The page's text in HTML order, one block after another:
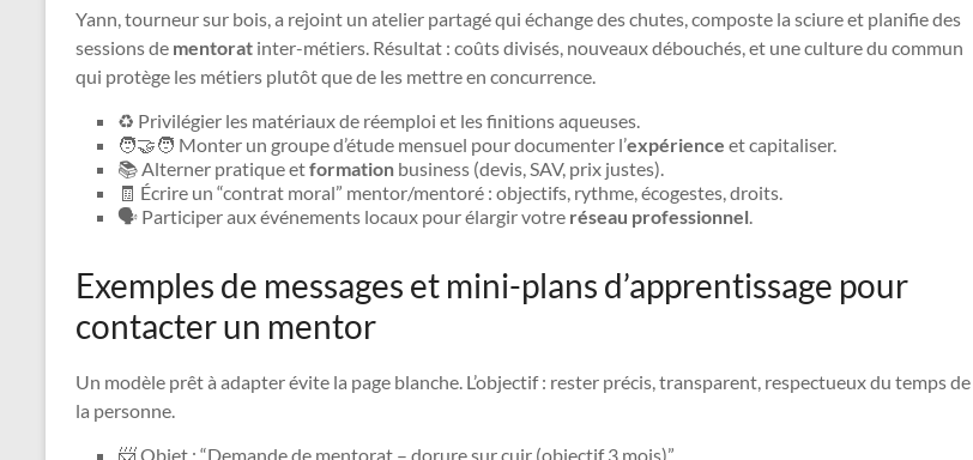
Yann, tourneur sur bois, a rejoint un atelier partagé qui échange des chutes, composte la sciure et planifie des
sessions de mentorat inter-métiers. Résultat : coûts divisés, nouveaux débouchés, et une culture du commun
qui protège les métiers plutôt que de les mettre en concurrence.
♻️ Privilégier les matériaux de réemploi et les finitions aqueuses.
🧑‍🤝‍🧑 Monter un groupe d’étude mensuel pour documenter l’expérience et capitaliser.
📚 Alterner pratique etformation business (devis, SAV, prix justes).
🧾 Écrire un “contrat moral” mentor/mentoré : objectifs, rythme, écogestes, droits.
🗣️ Participer aux événements locaux pour élargir votre réseau professionnel.
Exemples de messages et mini-plans d’apprentissage pour
contacter un mentor
Un modèle prêt à adapter évite la page blanche. L’objectif : rester précis, transparent, respectueux du temps de
la personne.
📨 Objet : “Demande de mentorat – dorure sur cuir (objectif 3 mois)”